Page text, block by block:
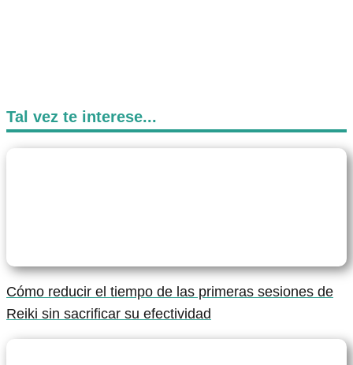
Tal vez te interese...
Cómo reducir el tiempo de las primeras sesiones de
Reiki sin sacrificar su efectividad